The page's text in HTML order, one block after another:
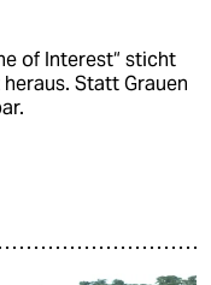
of Interest“ sticht
Statt Grauen